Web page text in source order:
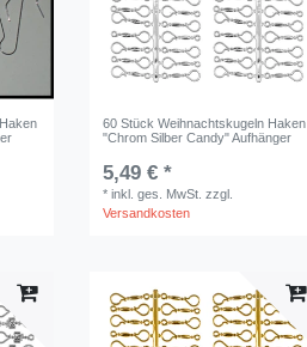
60 Stück Weihnachtskugeln Haken
"Chrom Silber Candy" Aufhänger
5,49 € *
*inkl. ges. MwSt. zzgl.
Versandkosten